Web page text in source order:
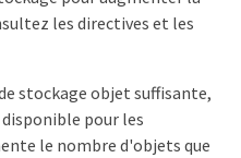
les directives et les
stockage objet suffisante,
pour les
le nombre d'objets que